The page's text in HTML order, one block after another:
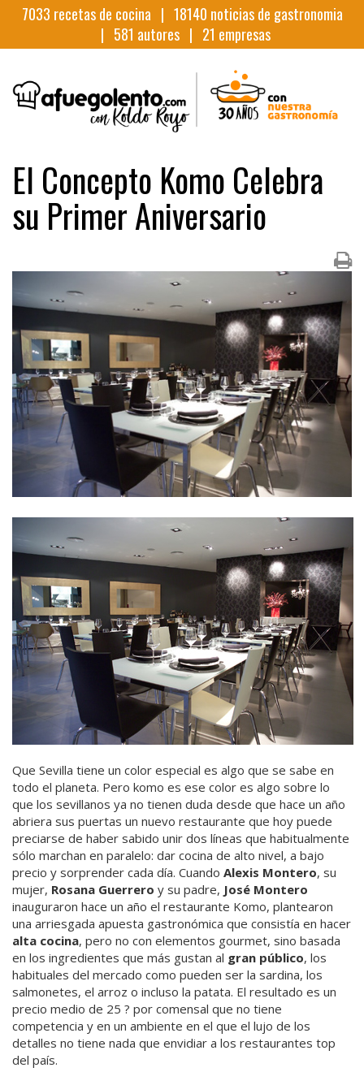
7033 recetas de cocina | 18140 noticias de gastronomia
| 581 autores | 21 empresas
El Concepto Komo Celebra
su Primer Aniversario
Que Sevilla tiene un color especial es algo que se sabe en
todo el planeta. Pero komo es ese color es algo sobre lo
que los sevillanos ya no tienen duda desde que hace un año
abriera sus puertas un nuevo restaurante que hoy puede
preciarse de haber sabido unir dos líneas que habitualmente
sólo marchan en paralelo: dar cocina de alto nivel, a bajo
precio y sorprender cada día. Cuando Alexis Montero, su
mujer, Rosana Guerrero y su padre, José Montero
inauguraron hace un año el restaurante Komo, plantearon
una arriesgada apuesta gastronómica que consistía en hacer
alta cocina, pero no con elementos gourmet, sino basada
en los ingredientes que más gustan al gran público, los
habituales del mercado como pueden ser la sardina, los
salmonetes, el arroz o incluso la patata. El resultado es un
precio medio de 25 ? por comensal que no tiene
competencia y en un ambiente en el que el lujo de los
detalles no tiene nada que envidiar a los restaurantes top
del país.